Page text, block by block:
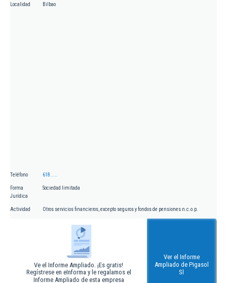
Localidad Bilbao
Teléfono 618.....
Forma
Jurídica
Sociedad limitada
Actividad Otros servicios financieros, excepto seguros y fondos de pensiones n.c.o.p.
Ve el Informe Ampliado. ¡Es gratis!
Regístrese en eInforma y le regalamos el
Informe Ampliado de esta empresa
Ver el Informe
Ampliado de Pigasol
Sl